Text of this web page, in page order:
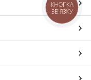
КНОПКА
ЗВ'ЯЗКУ